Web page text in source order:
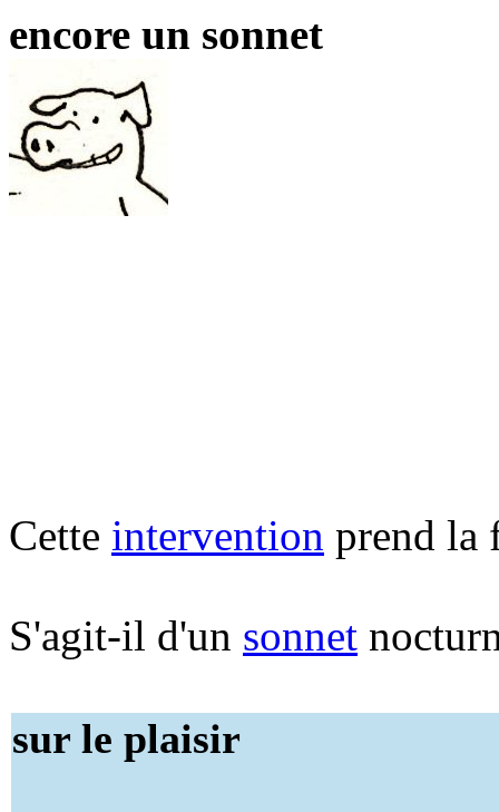
encore un sonnet
Cette intervention prend la
S'agit-il d'un sonnet
sur le plaisir